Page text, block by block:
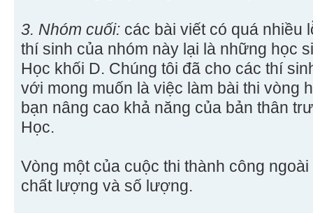
3. Nhóm cuối: các bài viết có quá nhiều
thí sinh của nhóm này lại là những học
Học khối D. Chúng tôi đã cho các thí
với mong muốn là việc làm bài thi vòng
bạn nâng cao khả năng của bản thân
Học.
Vòng một của cuộc thi thành công
chất lượng và số lượng.